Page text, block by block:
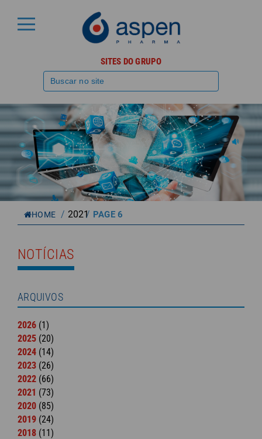
SITES DO GRUPO
HOME / 2021/ PAGE 6
NOTÍCIAS
ARQUIVOS
2026 (1)
2025 (20)
2024 (14)
2023 (26)
2022 (66)
2021 (73)
2020 (85)
2019 (24)
2018 (11)